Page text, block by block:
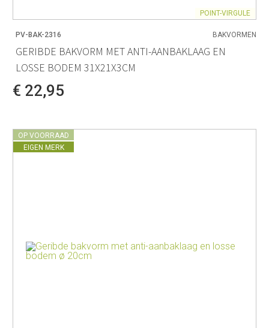
POINT-VIRGULE
PV-BAK-2316 BAKVORMEN
GERIBDE BAKVORM MET ANTI-AANBAKLAAG EN
LOSSE BODEM 31X21X3CM
€ 22,95
OP VOORRAAD
EIGEN MERK